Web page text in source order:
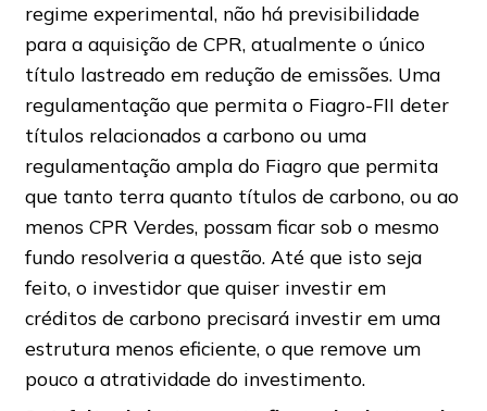
regime experimental, não há previsibilidade
para a aquisição de CPR, atualmente o único
título lastreado em redução de emissões. Uma
regulamentação que permita o Fiagro-FII deter
títulos relacionados a carbono ou uma
regulamentação ampla do Fiagro que permita
que tanto terra quanto títulos de carbono, ou ao
menos CPR Verdes, possam ficar sob o mesmo
fundo resolveria a questão. Até que isto seja
feito, o investidor que quiser investir em
créditos de carbono precisará investir em uma
estrutura menos eficiente, o que remove um
pouco a atratividade do investimento.